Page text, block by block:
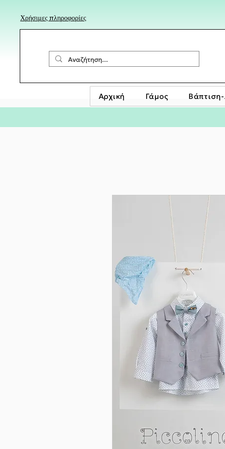
Χρήσιμες πληροφορίες
Αρχική Γάμος